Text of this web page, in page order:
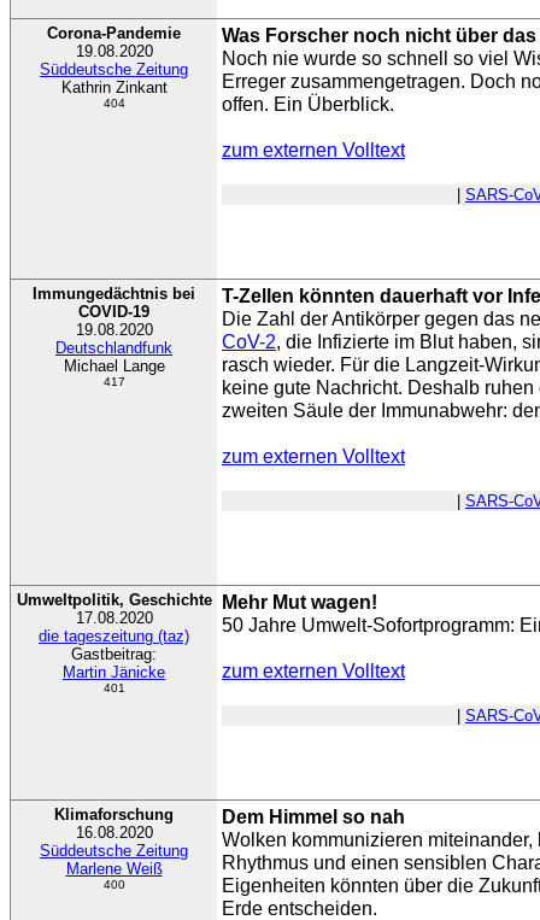
Corona-Pandemie
19.08.2020
Süddeutsche Zeitung
Kathrin Zinkant
404
Was Forscher noch nicht über
Noch nie wurde so schnell so viel
Erreger zusammengetragen. Doch
offen. Ein Überblick.
zum externen Volltext
SARS-
Immungedächtnis bei
COVID-19
19.08.2020
Deutschlandfunk
Michael Lange
417
T-Zellen könnten dauerhaft vor
Die Zahl der Antikörper gegen das
CoV-2, die Infizierte im Blut haben,
rasch wieder. Für die Langzeit-
keine gute Nachricht. Deshalb
zweiten Säule der Immunabwehr:
zum externen Volltext
SARS-
Umweltpolitik, Geschichte
17.08.2020
die tageszeitung (taz)
Gastbeitrag:
Martin Jänicke
401
Mehr Mut wagen!
50 Jahre Umwelt-Sofortprogramm:
zum externen Volltext
SARS-
Klimaforschung
16.08.2020
Süddeutsche Zeitung
Marlene Weiß
400
Dem Himmel so nah
Wolken kommunizieren
Rhythmus und einen sensiblen
Eigenheiten könnten über die
Erde entscheiden.